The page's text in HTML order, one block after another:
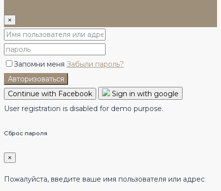
×
Запомни меня Забыли пароль?
Авторизоваться
Continue with Facebook
Sign in with google
User registration is disabled for demo purpose.
Сброс пароля
×
Пожалуйста, введите ваше имя пользователя или адрес